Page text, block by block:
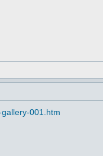
001.htm